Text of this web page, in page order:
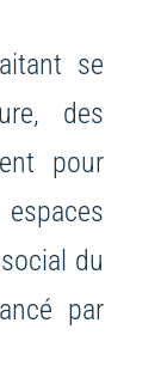
se
des
pour
du
par